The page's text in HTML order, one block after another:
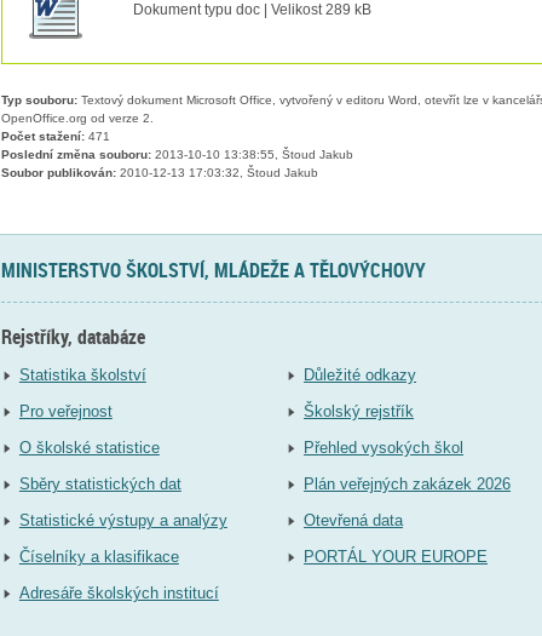
Dokument typu doc | Velikost 289 kB
Typ souboru:Textový dokument Microsoft Office, vytvořený v editoru Word, otevřít lze v
OpenOffice.org od verze 2.
Počet stažení:471
Poslední změna souboru:2013-10-10 13:38:55, Štoud Jakub
Soubor publikován:2010-12-13 17:03:32, Štoud Jakub
MINISTERSTVO ŠKOLSTVÍ, MLÁDEŽE A TĚLOVÝCHOVY
Rejstříky, databáze
Statistika školství
Pro veřejnost
O školské statistice
Sběry statistických dat
Statistické výstupy a analýzy
Číselníky a klasifikace
Adresáře školských institucí
Důležité odkazy
Školský rejstřík
Přehled vysokých škol
Plán veřejných zakázek 2026
Otevřená data
PORTÁL YOUR EUROPE